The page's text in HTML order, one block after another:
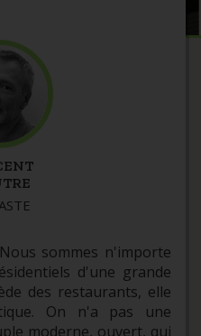
sommes n'importe
d'une grande
des restaurants, elle
On n'a pas une
moderne, ouvert, qui